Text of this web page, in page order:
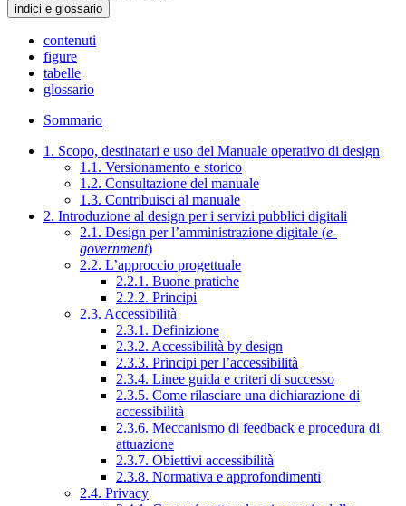
indici e glossario
contenuti
figure
tabelle
glossario
Sommario
1. Scopo, destinatari e uso del Manuale operativo di design
1.1. Versionamento e storico
1.2. Consultazione del manuale
1.3. Contribuisci al manuale
2. Introduzione al design per i servizi pubblici digitali
2.1. Design per l’amministrazione digitale (e-
government)
2.2. L’approccio progettuale
2.2.1. Buone pratiche
2.2.2. Principi
2.3. Accessibilità
2.3.1. Definizione
2.3.2. Accessibilità by design
2.3.3. Principi per l’accessibilità
2.3.4. Linee guida e criteri di successo
2.3.5. Come rilasciare una dichiarazione di
accessibilità
2.3.6. Meccanismo di feedback e procedura di
attuazione
2.3.7. Obiettivi accessibilità
2.3.8. Normativa e approfondimenti
2.4. Privacy